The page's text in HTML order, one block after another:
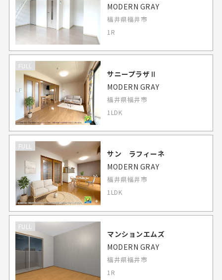
MODERN GRAY
福井県福井市
1R
FULL
サニープラザⅡ
MODERN GRAY
福井県福井市
1LDK
FULL
サン ラフィーネ
MODERN GRAY
福井県福井市
1LDK
FULL
マンションエムズ
MODERN GRAY
福井県福井市
1R